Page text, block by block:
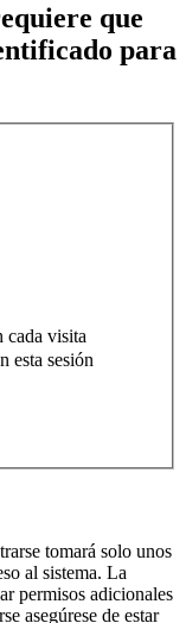
que
para
cada visita
esta sesión
tomará solo unos
al sistema. La
permisos adicionales
asegúrese de estar